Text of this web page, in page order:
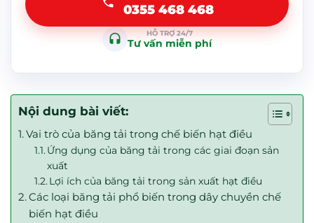
0355 468 468
HỖ TRỢ 24/7
Tư vấn miễn phí
Nội dung bài viết:
Vai trò của băng tải trong chế biến hạt điều
Ứng dụng của băng tải trong các giai đoạn sản
xuất
Lợi ích của băng tải trong sản xuất hạt điều
Các loại băng tải phổ biến trong dây chuyền chế
biến hạt điều